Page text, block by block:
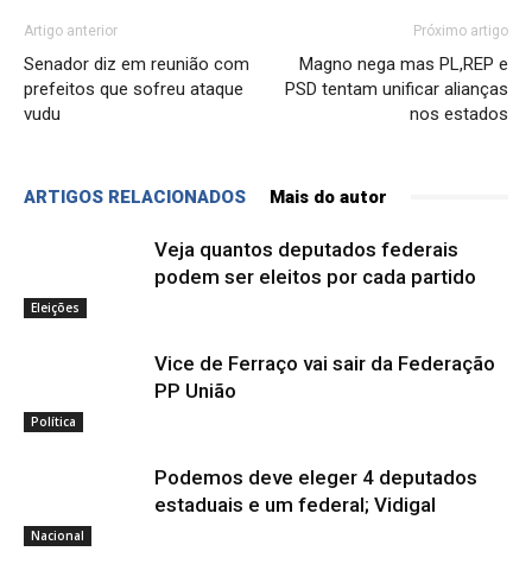
Artigo anterior
Senador diz em reunião com
prefeitos que sofreu ataque
vudu
Próximo artigo
Magno nega mas PL,REP e
PSD tentam unificar alianças
nos estados
ARTIGOS RELACIONADOS Mais do autor
Eleições
Veja quantos deputados federais
podem ser eleitos por cada partido
Política
Vice de Ferraço vai sair da Federação
PP União
Nacional
Podemos deve eleger 4 deputados
estaduais e um federal; Vidigal